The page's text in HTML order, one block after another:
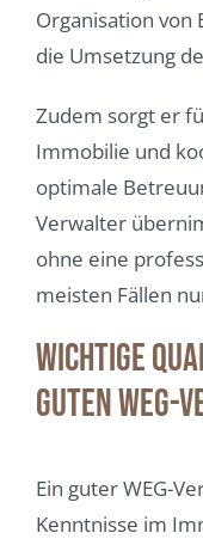
Organisation
die Umsetzung
Zudem sorgt er
Immobilie und
optimale
Verwalter
ohne eine
meisten Fällen
Wichtige
guten
Ein guter WEG-
Kenntnisse im